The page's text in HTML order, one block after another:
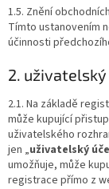
1.5. Znění
Tímto ustanovením
účinnosti
2.
2.1. Na základě
může kupující
uživatelského
jen „uživatelský
umožňuje, může
registrace přímo z